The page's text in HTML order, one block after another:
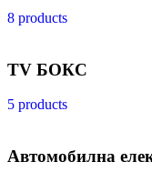
8 products
TV БОКС
5 products
Автомобилна